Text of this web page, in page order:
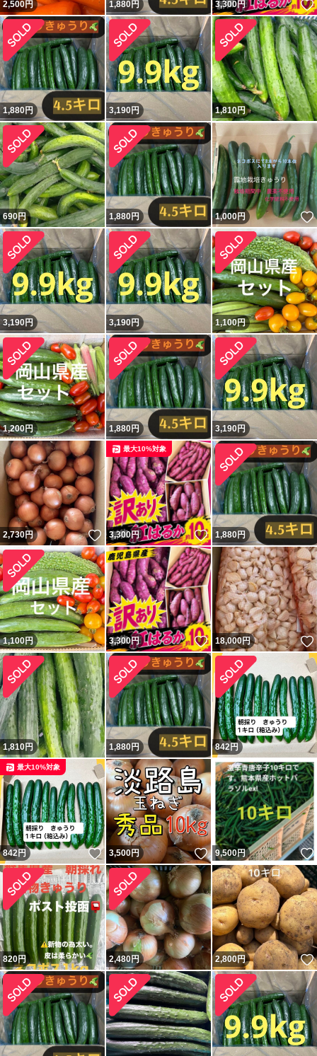
2,500円 1,880円 3,300円
1,880円 3,190円 1,810円
690円 1,880円 1,000円
3,190円 3,190円 1,100円
1,200円 1,880円 3,190円
2,730円 いいね！
3,300円 いいね！
最大10%対象
1,880円
1,100円 3,300円 いいね！
18,000円
1,810円 1,880円 842円
842円 いいね！
最大10%対象
3,500円 いいね！
9,500円
820円 2,480円 2,800円